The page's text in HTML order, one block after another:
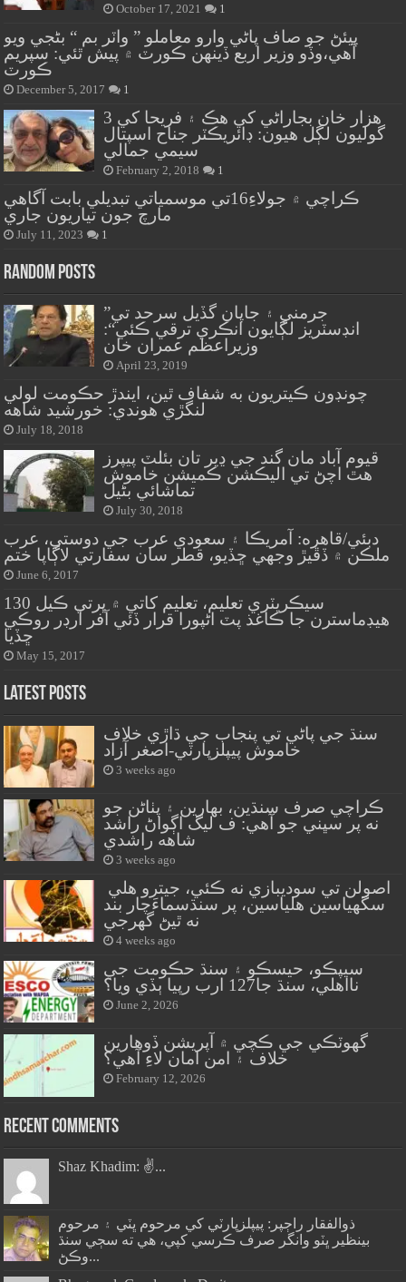
October 17, 2021 1
پيئڻ جو صاف پاڻي وارو معاملو ” واٽر بم “ بڻجي ويو
آهي،وڏو وزير اربع ڏينهن ڪورٽ ۾ پيش ٿئي: سپريم
ڪورٽ
December 5, 2017 1
هزار خان بجاراڻي کي هڪ ۽ فريحا کي 3
گوليون لڳل هيون: ڊائريڪٽر جناح اسپتال
سيمي جمالي
February 2, 2018 1
ڪراچي ۾ جولاءِ16تي موسمياتي تبديلي بابت آگاهي
مارچ جون تياريون جاري
July 11, 2023 1
Random Posts
”جرمني ۽ جاپان گڏيل سرحد تي
انڊسٽريز لڳايون انڪري ترقي ڪئي“:
وزيراعظم عمران خان
April 23, 2019
چونڊون ڪيتريون به شفاف ٿين، ايندڙ حڪومت لولي
لنگڙي هوندي: خورشيد شاهه
July 18, 2018
قيوم آباد مان گند جي ڍير تان بئلٽ پيپرز
هٿ اچڻ تي اليڪشن ڪميشن خاموش
تماشائي بڻيل
July 30, 2018
دبئي/قاهره: آمريڪا ۽ سعودي عرب جي دوستي، عرب
ملڪن ۾ ڏڦيڙ وجهي ڇڏيو، قطر سان سفارتي لاڳاپا ختم
June 6, 2017
سيڪريٽري تعليم، تعليم کاتي ۾ ڀرتي ڪيل 130
هيڊماسترن جا ڪاغذ پٽ اڻپورا قرار ڏئي آفر آرڊر روڪي
ڇڏيا
May 15, 2017
Latest Posts
سنڌ جي پاڻي تي پنجاب جي ڌاڙي خلاف
خاموش پيپلزپارٽي-اصغر آزاد
3 weeks ago
ڪراچي صرف سنڌين، بهارين ۽ پٺاڻن جو
نه پر سڀني جو آهي: ف ليگ اڳواڻ راشد
شاهه راشدي
3 weeks ago
سگهياسين هلياسين، پر سنڌسماءَچار بند
نه ٿيڻ گهرجي
4 weeks ago
سيپڪو، حيسڪو ۽ سنڌ حڪومت جي
نااهلي، سنڌ جا127 ارب رپيا ٻڏي ويا؟
June 2, 2026
گهوٽڪي جي ڪچي ۾ آپريشن ڏوهارين
خلاف ۽ امن امان لاءِ آهي؟
February 12, 2026
Recent Comments
Shaz Khadim: ✌️...
ذوالفقار راڄپر: پيپلزپارٽي کي مرحوم ڀٽي ۽ مرحوم
بينظير ڀٽو وانگر صرف ڪرسي کپي، هي ته سڄي سنڌ
وڪڻ...